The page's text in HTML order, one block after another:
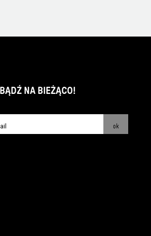
BĄDŹ NA BIEŻĄCO!
ok